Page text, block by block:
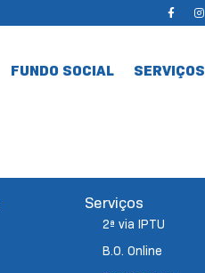
FUNDO SOCIAL SERVIÇOS
Serviços
2ª via IPTU
B.O. Online